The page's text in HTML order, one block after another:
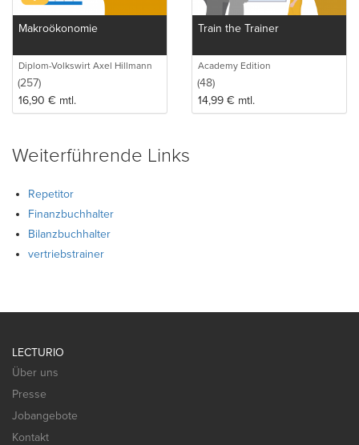
Makroökonomie
Diplom-Volkswirt Axel Hillmann
(257)
16,90 € mtl.
Train the Trainer
Academy Edition
(48)
14,99 € mtl.
Weiterführende Links
Repetitor
Finanzbuchhalter
Bilanzbuchhalter
vertriebstrainer
LECTURIO
Über uns
Presse
Jobangebote
Kontakt